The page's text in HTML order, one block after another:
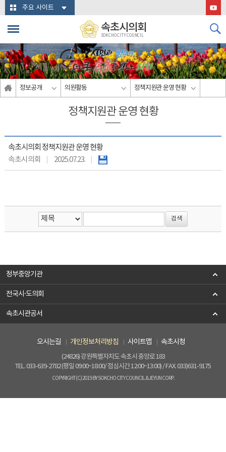
본문바로가기주요 사이트
속초시의회
SOKCHO CITY COUNCIL
정보공개 의원활동 정책지원관 운영 현황
정책지원관 운영 현황
속초시의회 정책지원관 운영 현황
속초시의회
2025.07.23.
정부중앙기관
전국시·도의회
속초시관공서
오시는길 개인정보처리방침 사이트맵 속초시청
(24826) 강원특별자치도 속초시 중앙로 183
TEL. 033-639-2782 (평일 09:00~18:00/ 점심시간 12:00~13:00) / FAX. 033)631-9175
COPYRIGHT(C) 2019 BY SOKCHO CITY COUNCIL. & JEYUN CORP.